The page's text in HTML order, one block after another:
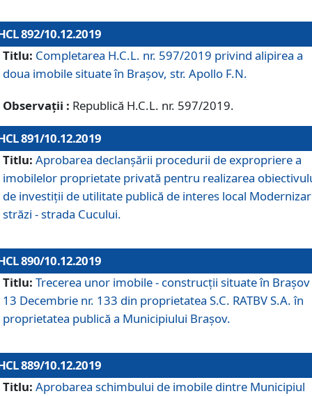
892/10.12.2019
Titlu: Completarea H.C.L. nr. 597/2019 privind alipirea a
doua imobile situate în Brașov, str. Apollo F.N.
Observații : Republică H.C.L. nr. 597/2019.
891/10.12.2019
Titlu: Aprobarea declanșării procedurii de expropriere a
imobilelor proprietate privată pentru realizarea
de investiții de utilitate publică de interes local
străzi - strada Cucului.
890/10.12.2019
Titlu: Trecerea unor imobile - construcții situate în Brașov
13 Decembrie nr. 133 din proprietatea S.C. RATBV S.A. în
proprietatea publică a Municipiului Brașov.
889/10.12.2019
Titlu: Aprobarea schimbului de imobile dintre Municipiul